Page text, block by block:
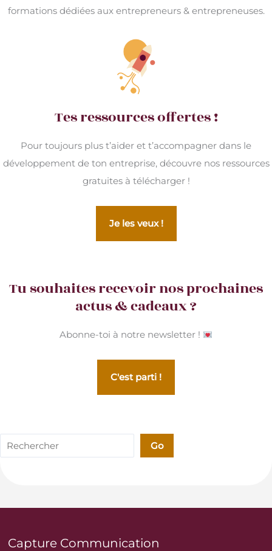
formations dédiées aux entrepreneurs & entrepreneuses.
Tes ressources offertes !
Pour toujours plus t’aider et t’accompagner dans le
développement de ton entreprise, découvre nos ressources
gratuites à télécharger !
Je les veux !
Tu souhaites recevoir nos prochaines
actus & cadeaux ?
Abonne-toi à notre newsletter !
C'est parti !
Rechercher Go
Capture Communication